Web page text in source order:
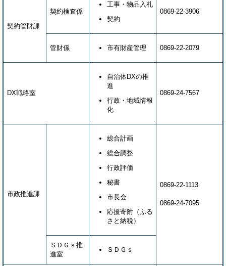
契約管財課
契約検査係
工事・物品入札
契約
0869-22-3906
管財係 市有財産管理 0869-22-2079
DX戦略室
自治体DXの推
進
行政・地域情報
化
0869-24-7567
市政推進課
総合計画
総合調整
行政評価
秘書
市長会
応援寄附（ふる
さと納税）
0869-22-1113
0869-24-7095
ＳＤＧｓ推
進室
ＳＤＧｓ